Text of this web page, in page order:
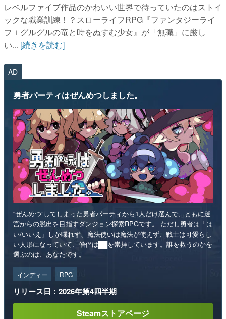
レベルファイブ作品のかわいい世界で待っていたのはストイ
ックな職業訓練！？スローライフRPG『ファンタジーライ
フｉグルグルの竜と時をぬすむ少女』が「無職」に厳し
い... [続きを読む]
AD
勇者パーティはぜんめつしました。
“ぜんめつ”してしまった勇者パーティから1人だけ選んで、ともに迷
宮からの脱出を目指すダンジョン探索RPGです。 ただし勇者は「は
い/いいえ」しか喋れず、魔法使いは魔法が使えず、戦士は可愛らし
い人形になっていて、僧侶は██を崇拝しています。誰を救うのかを
選ぶのは、あなたです。
インディー RPG
リリース日：2026年第4四半期
Steamストアページ